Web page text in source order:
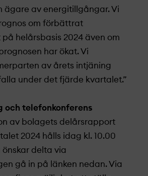
ägare av energitillgångar. Vi
om förbättrat
helårsbasis 2024 även om
har ökat. Vi
av årets intjäning
under det fjärde kvartalet.”
och telefonkonferens
av bolagets delårsrapport
2024 hålls idag kl. 10.00
önskar delta via
gå in på länken nedan. Via